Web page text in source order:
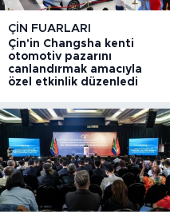
ÇIN FUARLARI
Çin'in Changsha kenti
otomotiv pazarını
canlandırmak amacıyla
özel etkinlik düzenledi